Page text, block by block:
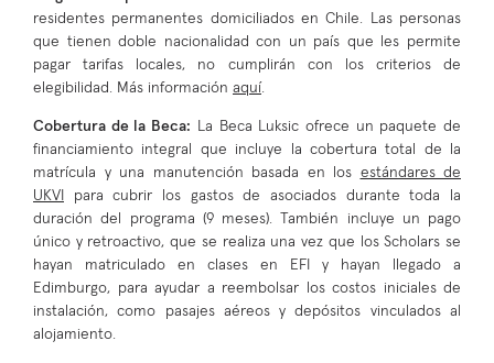
residentes permanentes domiciliados en Chile. Las personas
que tienen doble nacionalidad con un país que les permite
pagar tarifas locales, no cumplirán con los criterios de
elegibilidad. Más información aquí.
Cobertura de la Beca: La Beca Luksic ofrece un paquete de
financiamiento integral que incluye la cobertura total de la
matrícula y una manutención basada en los estándares de
UKVI
para cubrir los gastos de asociados durante toda la
duración del programa (9 meses). También incluye un pago
único y retroactivo, que se realiza una vez que los Scholars se
hayan matriculado en clases en EFI y hayan llegado a
Edimburgo, para ayudar a reembolsar los costos iniciales de
instalación, como pasajes aéreos y depósitos vinculados al
alojamiento.